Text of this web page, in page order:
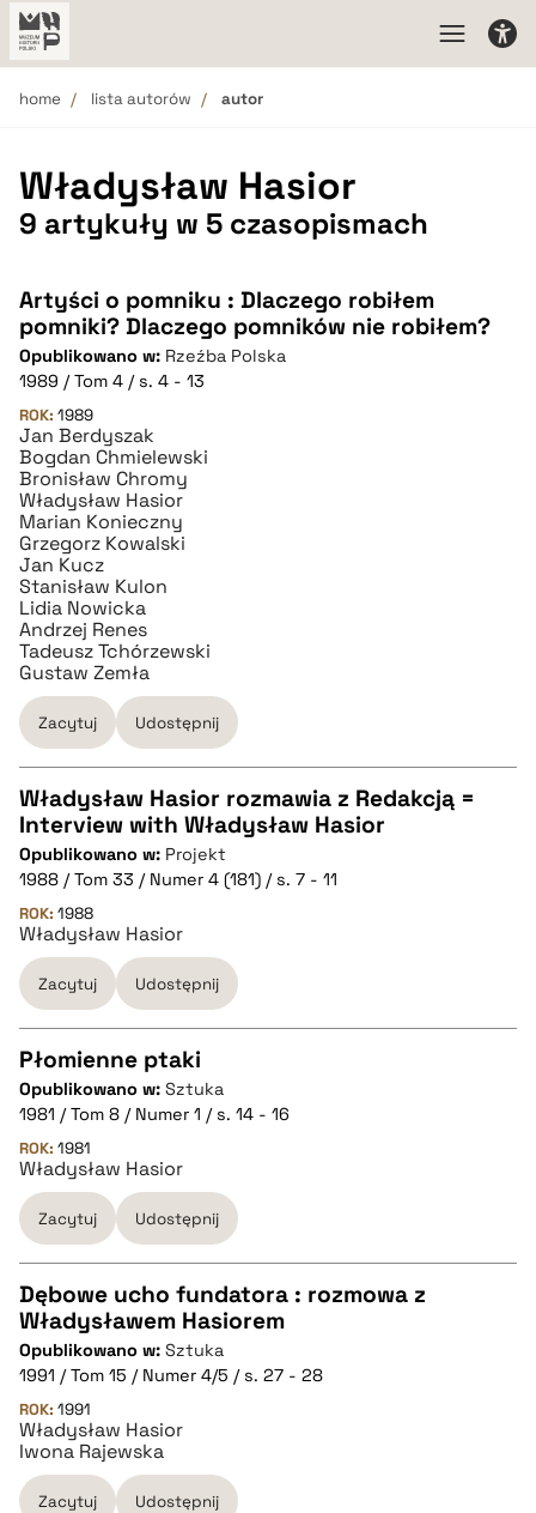
home lista autorów autor
Władysław Hasior
9 artykuły w 5 czasopismach
Artyści o pomniku : Dlaczego robiłem
pomniki? Dlaczego pomników nie robiłem?
Opublikowano w: Rzeźba Polska
1989 / Tom 4 / s. 4 - 13
ROK: 1989
Jan Berdyszak
Bogdan Chmielewski
Bronisław Chromy
Władysław Hasior
Marian Konieczny
Grzegorz Kowalski
Jan Kucz
Stanisław Kulon
Lidia Nowicka
Andrzej Renes
Tadeusz Tchórzewski
Gustaw Zemła
Zacytuj Udostępnij
CZYSTY TEKST
pobierz cytat
BIBTEX
pobierz cytat
Władysław Hasior rozmawia z Redakcją =
Interview with Władysław Hasior
Opublikowano w: Projekt
1988 / Tom 33 / Numer 4 (181) / s. 7 - 11
ROK: 1988
Władysław Hasior
Zacytuj Udostępnij
CZYSTY TEKST
pobierz cytat
BIBTEX
pobierz cytat
Płomienne ptaki
Opublikowano w: Sztuka
1981 / Tom 8 / Numer 1 / s. 14 - 16
ROK: 1981
Władysław Hasior
Zacytuj Udostępnij
CZYSTY TEKST
pobierz cytat
BIBTEX
Dębowe ucho fundatora : rozmowa z
Władysławem Hasiorem
Opublikowano w: Sztuka
1991 / Tom 15 / Numer 4/5 / s. 27 - 28
ROK: 1991
Władysław Hasior
Iwona Rajewska
Zacytuj Udostępnij